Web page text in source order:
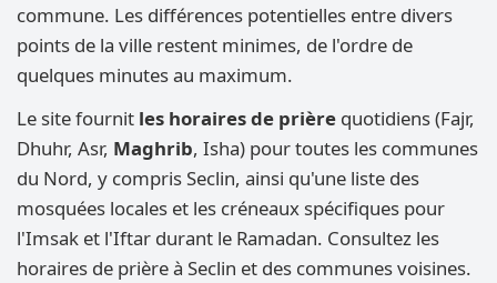
commune. Les différences potentielles entre divers
points de la ville restent minimes, de l'ordre de
quelques minutes au maximum.
Le site fournit les horaires de prière quotidiens (Fajr,
Dhuhr, Asr, Maghrib, Isha) pour toutes les communes
du Nord, y compris Seclin, ainsi qu'une liste des
mosquées locales et les créneaux spécifiques pour
l'Imsak et l'Iftar durant le Ramadan. Consultez les
horaires de prière à Seclin et des communes voisines.